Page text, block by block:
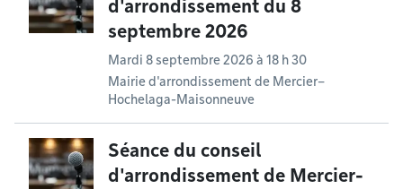
d'arrondissement du 8
septembre 2026
Mardi 8 septembre 2026 à 18 h 30
Mairie d'arrondissement de Mercier–
Hochelaga-Maisonneuve
Séance du conseil
d'arrondissement de Mercier-